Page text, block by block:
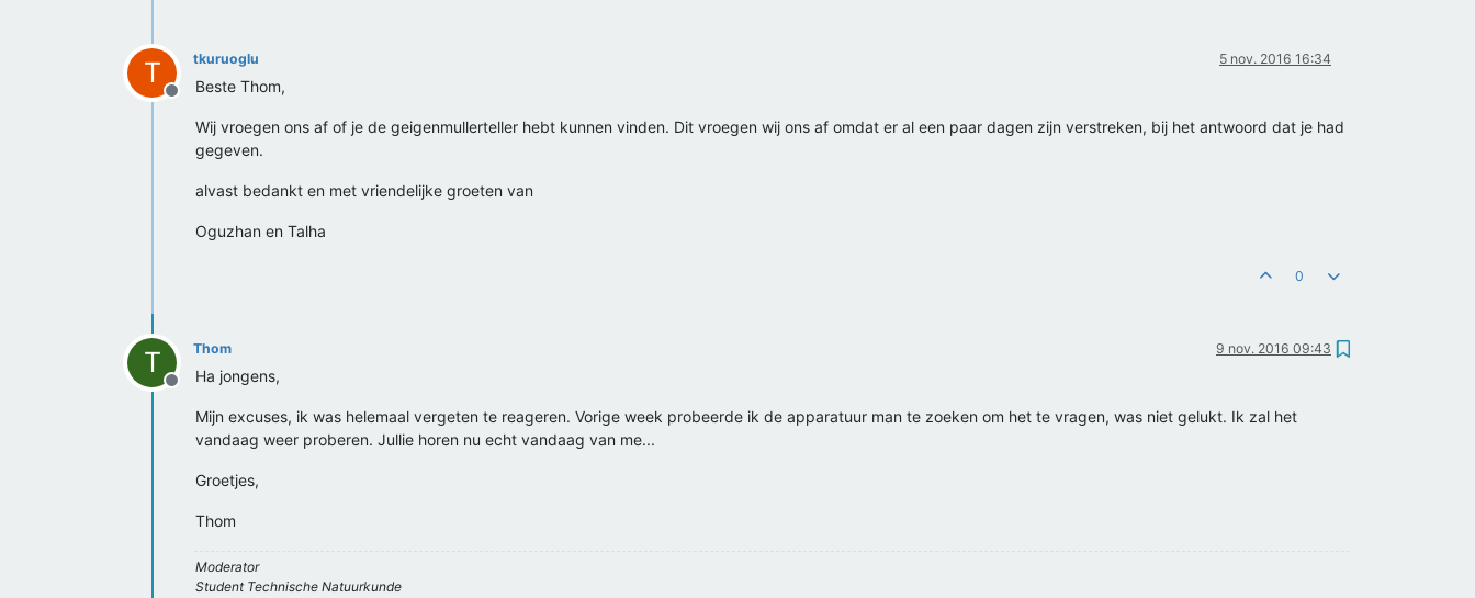
T
Offline
tkuruoglu 5 nov. 2016 16:34
Beste Thom,
Wij vroegen ons af of je de geigenmullerteller hebt kunnen vinden. Dit vroegen wij ons af omdat er al een paar dagen zijn verstreken, bij het antwoord dat je had
gegeven.
alvast bedankt en met vriendelijke groeten van
Oguzhan en Talha
0
T
Offline
Thom 9 nov. 2016 09:43
Ha jongens,
Mijn excuses, ik was helemaal vergeten te reageren. Vorige week probeerde ik de apparatuur man te zoeken om het te vragen, was niet gelukt. Ik zal het
vandaag weer proberen. Jullie horen nu echt vandaag van me...
Groetjes,
Thom
Moderator
Student Technische Natuurkunde